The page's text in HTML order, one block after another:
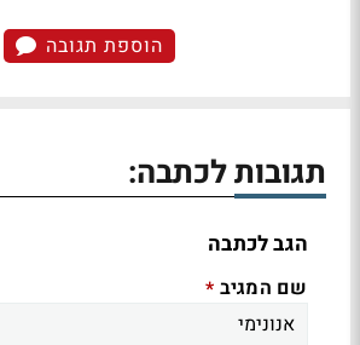
הוספת תגובה
תגובות לכתבה:
הגב לכתבה
שם המגיב *